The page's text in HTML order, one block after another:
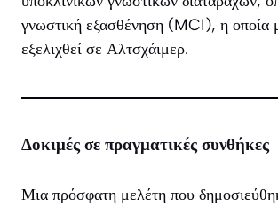
γνωστική εξασθένηση (MCI), η οποία
εξελιχθεί σε Αλτσχάιμερ.
Δοκιμές σε πραγματικές συνθήκες
Μια πρόσφατη μελέτη που